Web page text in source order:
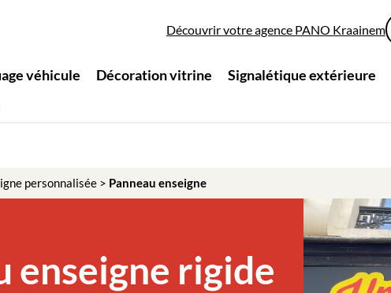
véhicule Décoration vitrine Signalétique extérieure
Découvrir votre agence PANO Kraainem
personnalisée > Panneau enseigne
enseigne rigide